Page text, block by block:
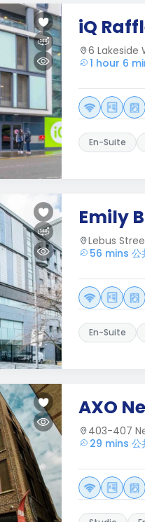
iQ
6 Lakeside
1 hour 6
En-Suite
Emily
Lebus
56 mins
En-Suite
AXO
403-407
29 mins